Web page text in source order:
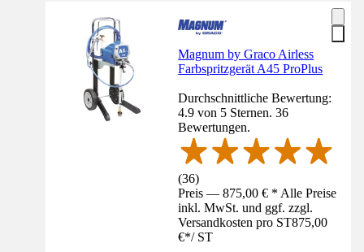
Magnum by Graco Airless
Farbspritzgerät A45 ProPlus
Durchschnittliche Bewertung:
4.9 von 5 Sternen. 36
Bewertungen.
(36)
Preis — 875,00 € * Alle Preise
inkl. MwSt. und ggf. zzgl.
Versandkosten pro ST875,00
€*/ ST